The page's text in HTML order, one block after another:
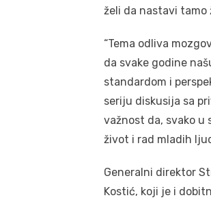
želi da nastavi tamo
“Tema odliva
da svake godine
standardom i
seriju diskusija sa
važnost da, svako u
život i rad mladih
Generalni direktor
Kostić, koji je i